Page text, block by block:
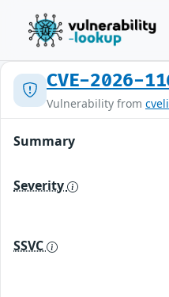
CVE-2026-
Vulnerability from
Summary
Severity
SSVC